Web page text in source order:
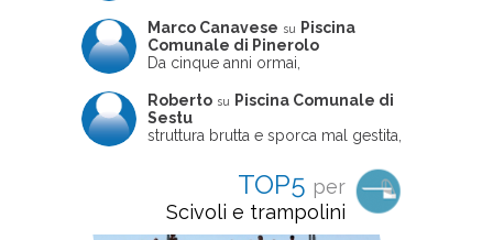
ne usciva insieme a me non ha
ritrovato le sue scarpe! Peccato
perché potrebbe essere un'ottima
frequentata non magnificamente
Marco Canavese su
Piscina
Comunale di Pinerolo
Da cinque anni ormai,
pomeriggio trascorro cinque-sei ore
in questa magnifica piscina con i miei
due figli che sono letteralmente
piccola, un po' in vasca grande, negli
spazi riservati al nuoto libero,
giochiamo, nuotiamo e facciamo
Roberto su
Piscina Comunale di
Sestu
struttura brutta e sporca mal gestita,
poco professionale. la sconsiglio a
tutti coloro che amano le cose fatte
seriamente poiché é tutto
improvvisato
TOP5 per
Scivoli e trampolini